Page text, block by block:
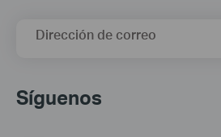
Dirección de correo
Síguenos